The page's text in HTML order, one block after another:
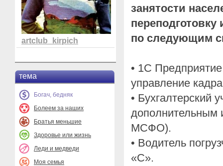
artclub_kirpich
тема
Богач, бедняк
Болеем за наших
Братья меньшие
Здоровье или жизнь
Леди и медведи
Моя семья
занятости
по следующим
• 1С
управление
• Бухгалтерский
дополнительным
МСФО).
• Водитель
«С».